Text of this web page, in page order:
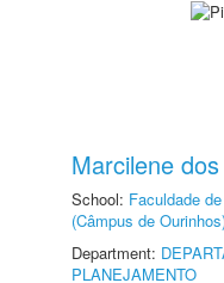
Marcilene
School: Faculdade
(Câmpus de
Department:
PLANEJAMENTO